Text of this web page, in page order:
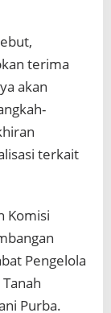
terima
akan
terkait
Komisi
Pengelola
Purba.